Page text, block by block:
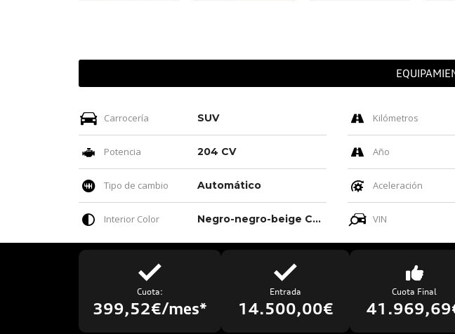
Carrocería SUV Kilómetros
Potencia 204 CV Año
Tipo de cambio Automático Aceleración
Interior Color Negro-negro-beige Cardamomo/ Negro-negro/negro/negro VIN
Cuota:
399,52€/mes*
Entrada
14.500,00€
Cuota Final